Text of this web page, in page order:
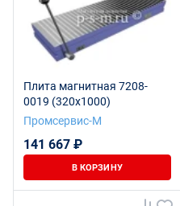
Плита магнитная 7208-
0019 (320х1000)
Промсервис-М
141 667 ₽
В КОРЗИНУ